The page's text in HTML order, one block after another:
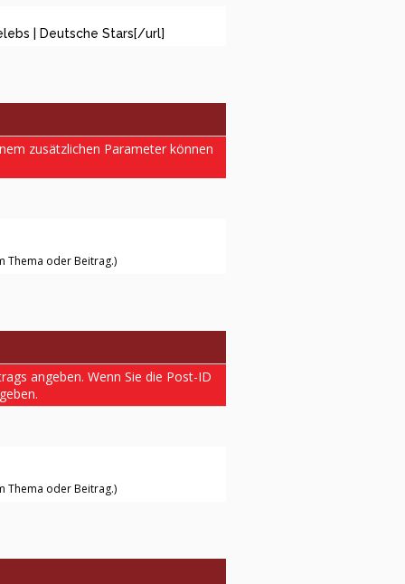
| Deutsche Stars[/url]
zusätzlichen Parameter können
Thema oder Beitrag.)
angeben. Wenn Sie die Post-ID
Thema oder Beitrag.)